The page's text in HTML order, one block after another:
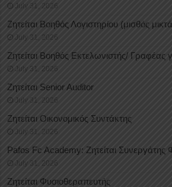
July 31, 2026
Ζητείται Βοηθός Λογιστηρίου (μισθός
July 31, 2026
Ζητείται Βοηθός Εκτελωνιστής/ Γραφέας
July 31, 2026
Ζητείται Senior Auditor
July 31, 2026
Ζητείται Οικονομικός Συντάκτης
July 31, 2026
Pafos Fc Academy: Ζητείται Συνεργάτης
July 31, 2026
Ζητείται Φυσιοθεραπευτής